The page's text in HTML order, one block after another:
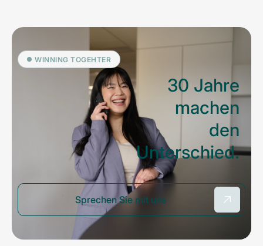
WINNING TOGEHTER
30 Jahre
machen
den
Unterschied.
Sprechen Sie mit uns